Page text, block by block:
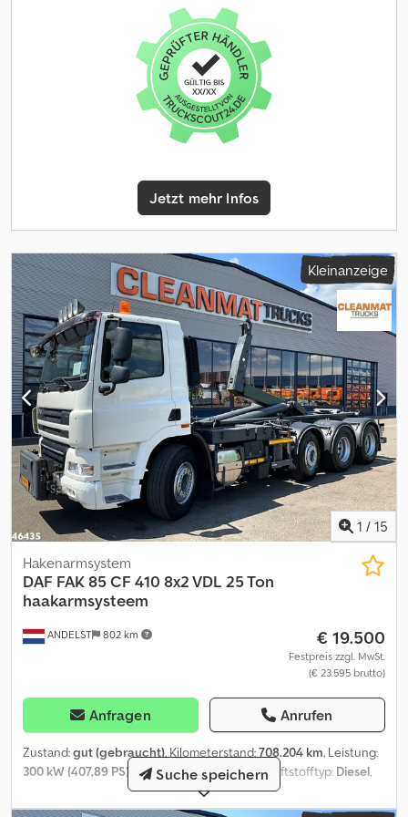
Gepäckabdeckung - Geräuscharm - Geschwindigkeitsbegrenzer
- Hydraulic - Kuhlschrank - Partikelfilter - Radio/CD-Spieler -
Sonnenschutzklappe - Stabilitätskontrolle - Webasto -
Werkzeugkasten - Zapfwelle (PTO) - Zugmaul
und Zubehör = - Aluminium-Kraftstofftank - Luftfederung -
Sonnenschutzklappe - Zugmaul = Weitere Informationen =
Achskonfiguration Vorderachse 1: Max. Achslast: 9000 kg
Vorderachse 2: Max. Achslast: 9000 kg Hinterachse 1: Max.
Achslast: 11500 kg Hinterachse 2: Liftachse; Max. Achslast: 7500 kg;
Gelenkt Gewichte Leergewicht: 23.330 kg Zuladung: 13.670 kg
zGG: 37.000 kg Funktionell Marke des Aufbaus: HMF 6020-O K6
CE-Kennzeichnung: ja Zustand Technischer Zustand: sehr gut
Anfrage Identifikation Kennzeichen: BZ-PS-78 Dcjdpfx Anew
Jetzt mehr Infos
Kleinanzeige
1 / 15
ANDELST 802 km
Hakenarmsystem
DAF FAK 85 CF 410 8x2 VDL 25 Ton
haakarmsysteem
€ 19.500
Festpreis zzgl. MwSt.
(€ 23.595 brutto)
Anfragen Anrufen
Zustand:gut (gebraucht), Kilometerstand:708.204 km, Leistung:
300 kW (407,89 PS)
, Erstzulassung:12/2010, Kraftstofftyp: Diesel,
385/65 22.5, Achsen-Konfiguration:
4.700 mm, Kraftstoff:Diesel, Fahrerkabine:Fahrerhaus,
Suche speichern